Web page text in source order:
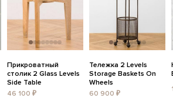
Прикроватный
столик 2 Glass Levels
Side Table
46 100 ₽
Тележка 2 Levels
Storage Baskets On
Wheels
60 900 ₽